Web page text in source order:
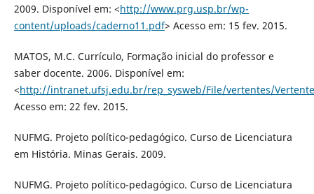
2009. Disponível em: <http://www.prg.usp.br/wp-
content/uploads/caderno11.pdf> Acesso em: 15 fev. 2015.
MATOS, M.C. Currículo, Formação inicial do professor e
saber docente. 2006. Disponível em:
<http://intranet.ufsj.edu.br/rep_sysweb/File/vertentes/
Acesso em: 22 fev. 2015.
NUFMG. Projeto político-pedagógico. Curso de Licenciatura
em História. Minas Gerais. 2009.
NUFMG. Projeto político-pedagógico. Curso de Licenciatura